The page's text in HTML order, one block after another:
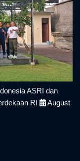
ASRI dan
RI
August